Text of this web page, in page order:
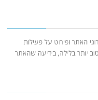
האתר ופירוט על פעילות
יותר בלילה, בידיעה שהאתר